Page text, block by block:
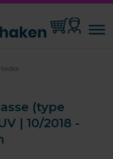
(type
| 10/2018 -